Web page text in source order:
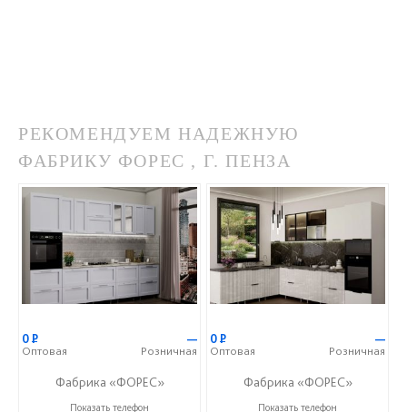
РЕКОМЕНДУЕМ НАДЕЖНУЮ
ФАБРИКУ ФОРЕС , Г. ПЕНЗА
0Р
Оптовая
—
Розничная
Фабрика «ФОРЕС»
+7 (8412) 73-85-16
Показать телефон
0Р
Оптовая
—
Розничная
Фабрика «ФОРЕС»
+7 (8412) 73-85-16
Показать телефон